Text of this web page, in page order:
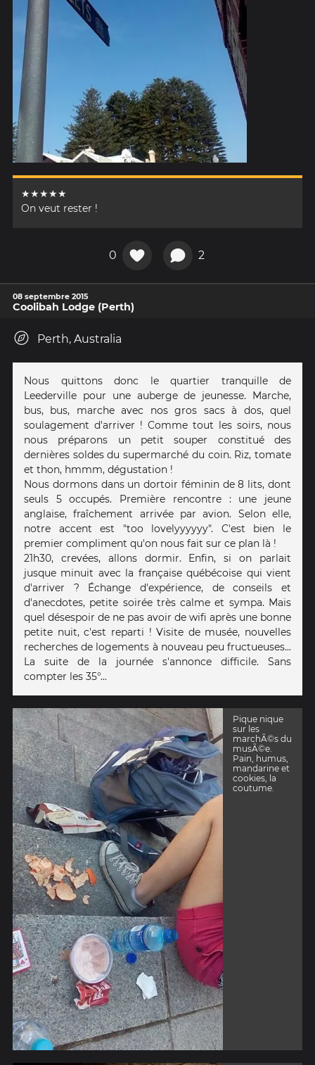
★★★★★
On veut rester !
0 2
08 septembre 2015
Coolibah Lodge (Perth)
Perth, Australia
Nous quittons donc le quartier tranquille de
Leederville pour une auberge de jeunesse. Marche,
bus, bus, marche avec nos gros sacs à dos, quel
soulagement d'arriver ! Comme tout les soirs, nous
nous préparons un petit souper constitué des
dernières soldes du supermarché du coin. Riz, tomate
et thon, hmmm, dégustation !
Nous dormons dans un dortoir féminin de 8 lits, dont
seuls 5 occupés. Première rencontre : une jeune
anglaise, fraîchement arrivée par avion. Selon elle,
notre accent est "too lovelyyyyyy". C'est bien le
premier compliment qu'on nous fait sur ce plan là !
21h30, crevées, allons dormir. Enfin, si on parlait
jusque minuit avec la française québécoise qui vient
d'arriver ? Échange d'expérience, de conseils et
d'anecdotes, petite soirée très calme et sympa. Mais
quel désespoir de ne pas avoir de wifi après une bonne
petite nuit, c'est reparti ! Visite de musée, nouvelles
recherches de logements à nouveau peu fructueuses...
La suite de la journée s'annonce difficile. Sans
compter les 35°...
Pique nique
sur les
marchÃ©s du
musÃ©e.
Pain, humus,
mandarine et
cookies, la
coutume.